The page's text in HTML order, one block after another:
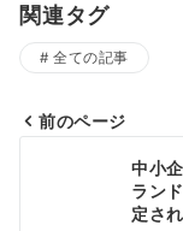
関連タグ
全ての記事
前のページ
中小
ラン
定さ